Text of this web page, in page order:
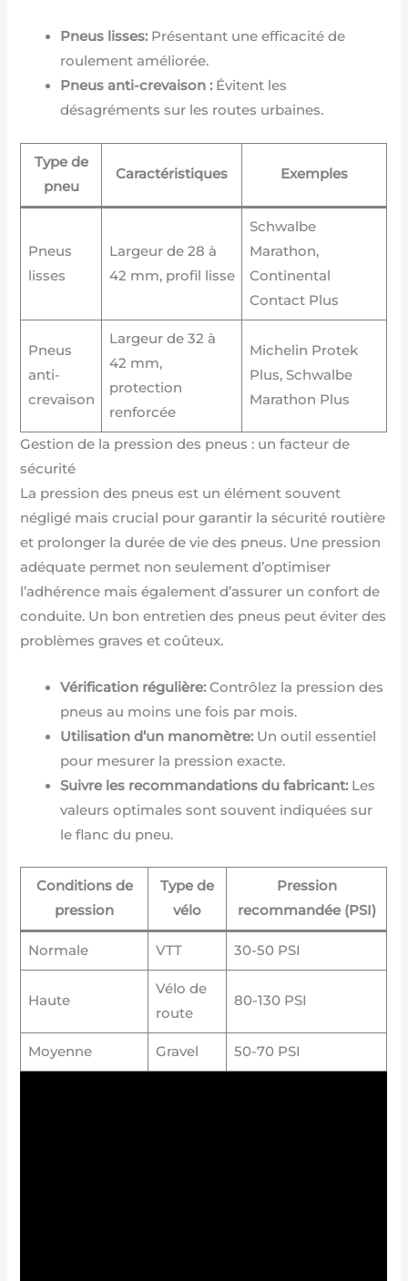
Pneus lisses:Présentant une efficacité de
roulement améliorée.
Pneus anti-crevaison :Évitent les
désagréments sur les routes urbaines.
Type de
pneu
Caractéristiques Exemples
Pneus
lisses
Largeur de 28 à
42 mm, profil lisse
Schwalbe
Marathon,
Continental
Contact Plus
Pneus
anti-
crevaison
Largeur de 32 à
42 mm,
protection
renforcée
Michelin Protek
Plus, Schwalbe
Marathon Plus
Gestion de la pression des pneus : un facteur de
sécurité
La pression des pneus est un élément souvent
négligé mais crucial pour garantir la sécurité routière
et prolonger la durée de vie des pneus. Une pression
adéquate permet non seulement d’optimiser
l’adhérence mais également d’assurer un confort de
conduite. Un bon entretien des pneus peut éviter des
problèmes graves et coûteux.
Vérification régulière:Contrôlez la pression des
pneus au moins une fois par mois.
Utilisation d’un manomètre:Un outil essentiel
pour mesurer la pression exacte.
Suivre les recommandations du fabricant:Les
valeurs optimales sont souvent indiquées sur
le flanc du pneu.
Conditions de
pression
Type de
vélo
Pression
recommandée (PSI)
Normale VTT 30-50 PSI
Haute
Vélo de
route
80-130 PSI
Moyenne Gravel 50-70 PSI